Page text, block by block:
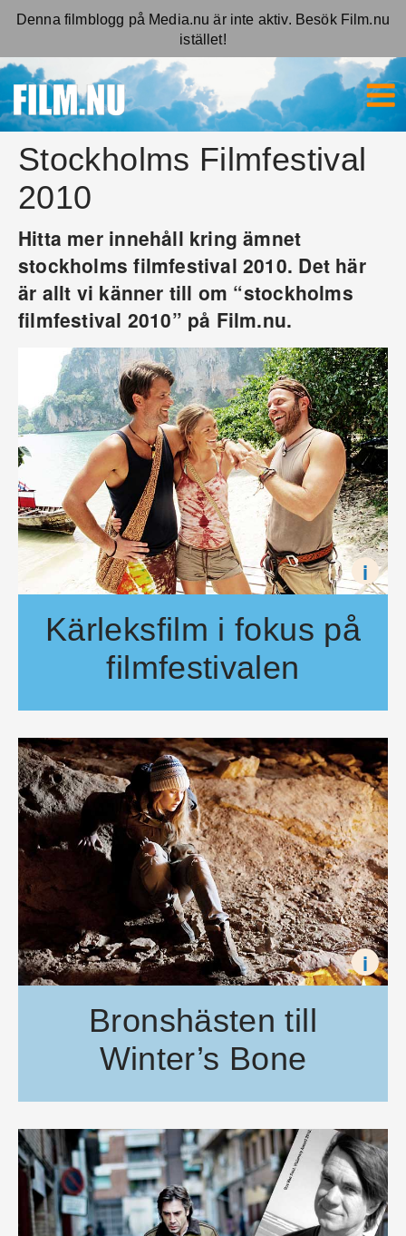
Denna filmblogg på Media.nu är inte aktiv. Besök Film.nu
istället!
Stockholms Filmfestival
2010
Hitta mer innehåll kring ämnet
stockholms filmfestival 2010. Det här
är allt vi känner till om “stockholms
filmfestival 2010” på Film.nu.
i
Kärleksfilm i fokus på
filmfestivalen
Hur kärleken skildras på film är både en tydlig skildring av
Bronshästen till
Winter’s Bone
Juryn vid Stockholm Filmfestival 2010 har utsett årets
i